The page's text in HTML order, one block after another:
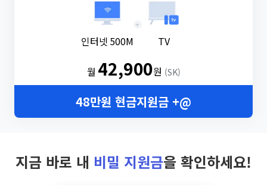
인터넷 500M
+
TV
월 42,900원 (SK)
48만원 현금지원금 +@
지금 바로 내 비밀 지원금을 확인하세요!